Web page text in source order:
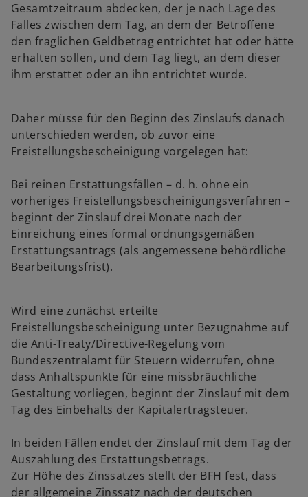
Gesamtzeitraum abdecken, der je nach Lage des
Falles zwischen dem Tag, an dem der Betroffene
den fraglichen Geldbetrag entrichtet hat oder hätte
erhalten sollen, und dem Tag liegt, an dem dieser
ihm erstattet oder an ihn entrichtet wurde.
Daher müsse für den Beginn des Zinslaufs danach
unterschieden werden, ob zuvor eine
Freistellungsbescheinigung vorgelegen hat:
Bei reinen Erstattungsfällen – d. h. ohne ein
vorheriges Freistellungsbescheinigungsverfahren –
beginnt der Zinslauf drei Monate nach der
Einreichung eines formal ordnungsgemäßen
Erstattungsantrags (als angemessene behördliche
Bearbeitungsfrist).
Wird eine zunächst erteilte
Freistellungsbescheinigung unter Bezugnahme auf
die Anti-Treaty/Directive-Regelung vom
Bundeszentralamt für Steuern widerrufen, ohne
dass Anhaltspunkte für eine missbräuchliche
Gestaltung vorliegen, beginnt der Zinslauf mit dem
Tag des Einbehalts der Kapitalertragsteuer.
In beiden Fällen endet der Zinslauf mit dem Tag der
Auszahlung des Erstattungsbetrags.
Zur Höhe des Zinssatzes stellt der BFH fest, dass
der allgemeine Zinssatz nach der deutschen